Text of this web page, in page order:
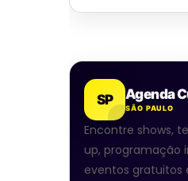
SP Agenda
SÃO PAULO
Encontre shows,
up, programação
eventos gratuitos